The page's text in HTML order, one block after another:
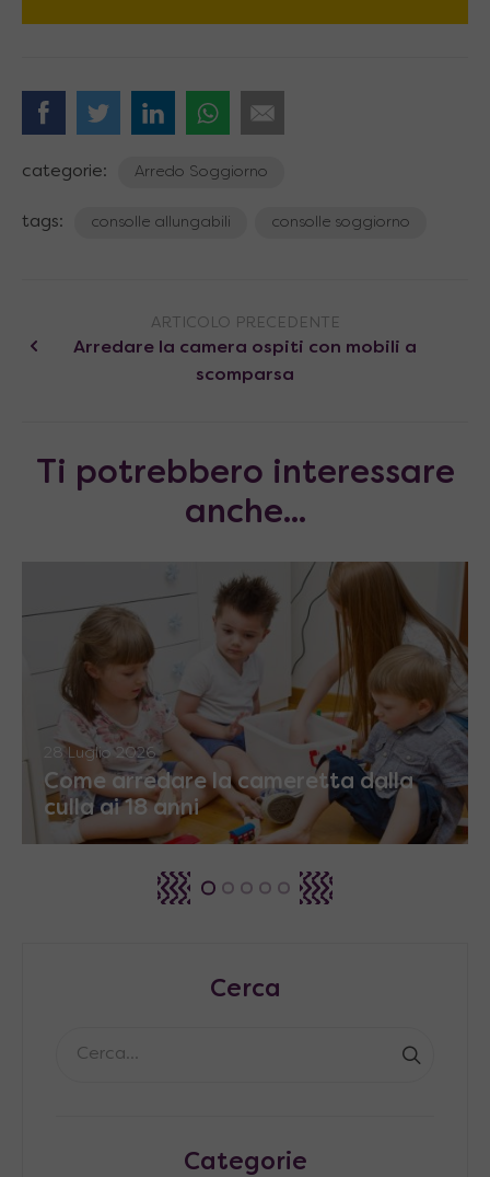
categorie: Arredo Soggiorno
tags: consolle allungabili consolle soggiorno
ARTICOLO PRECEDENTE
Arredare la camera ospiti con mobili a
scomparsa
Ti potrebbero interessare
anche...
28 Luglio 2026
Come arredare la cameretta dalla
culla ai 18 anni
Cerca
Categorie